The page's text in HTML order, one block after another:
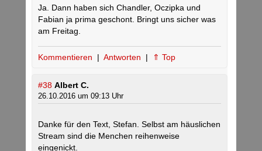
Ja. Dann haben sich Chandler, Oczipka und
Fabian ja prima geschont. Bringt uns sicher was
am Freitag.
Kommentieren | Antworten | ⇑ Top
#38 Albert C.
26.10.2016 um 09:13 Uhr
Danke für den Text, Stefan. Selbst am häuslichen
Stream sind die Menchen reihenweise
eingenickt.